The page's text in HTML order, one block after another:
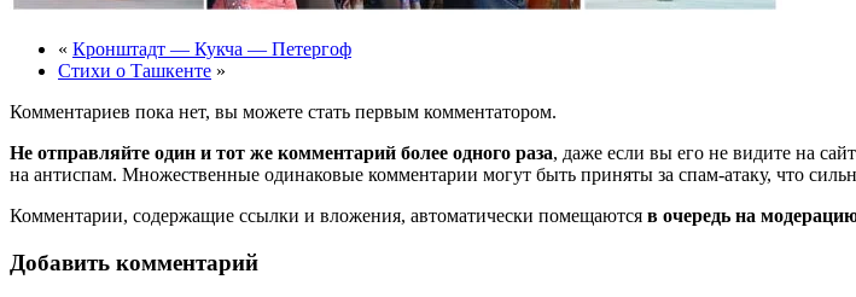
« Кронштадт — Кукча — Петергоф
Стихи о Ташкенте »
Комментариев пока нет, вы можете стать первым комментатором.
Не отправляйте один и тот же комментарий более одного раза, даже если вы его не видите на
на антиспам. Множественные одинаковые комментарии могут быть приняты за спам-атаку, что
Комментарии, содержащие ссылки и вложения, автоматически помещаются в очередь на
Добавить комментарий